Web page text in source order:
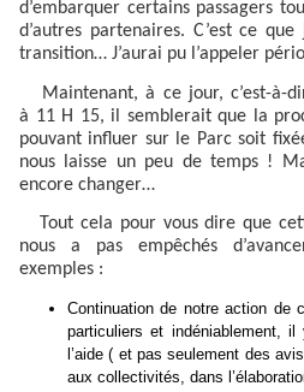
d’embarquer certains passagers
d’autres partenaires. C’est ce
transition… J’aurai pu l’appeler
Maintenant, à ce jour, c’est-à-
à 11 H 15, il semblerait que la
pouvant influer sur le Parc soit
nous laisse un peu de temps !
encore changer…
Tout cela pour vous dire que
nous a pas empêchés
exemples :
Continuation de notre action de
particuliers et indéniablement,
l’aide ( et pas seulement des
aux collectivités, dans